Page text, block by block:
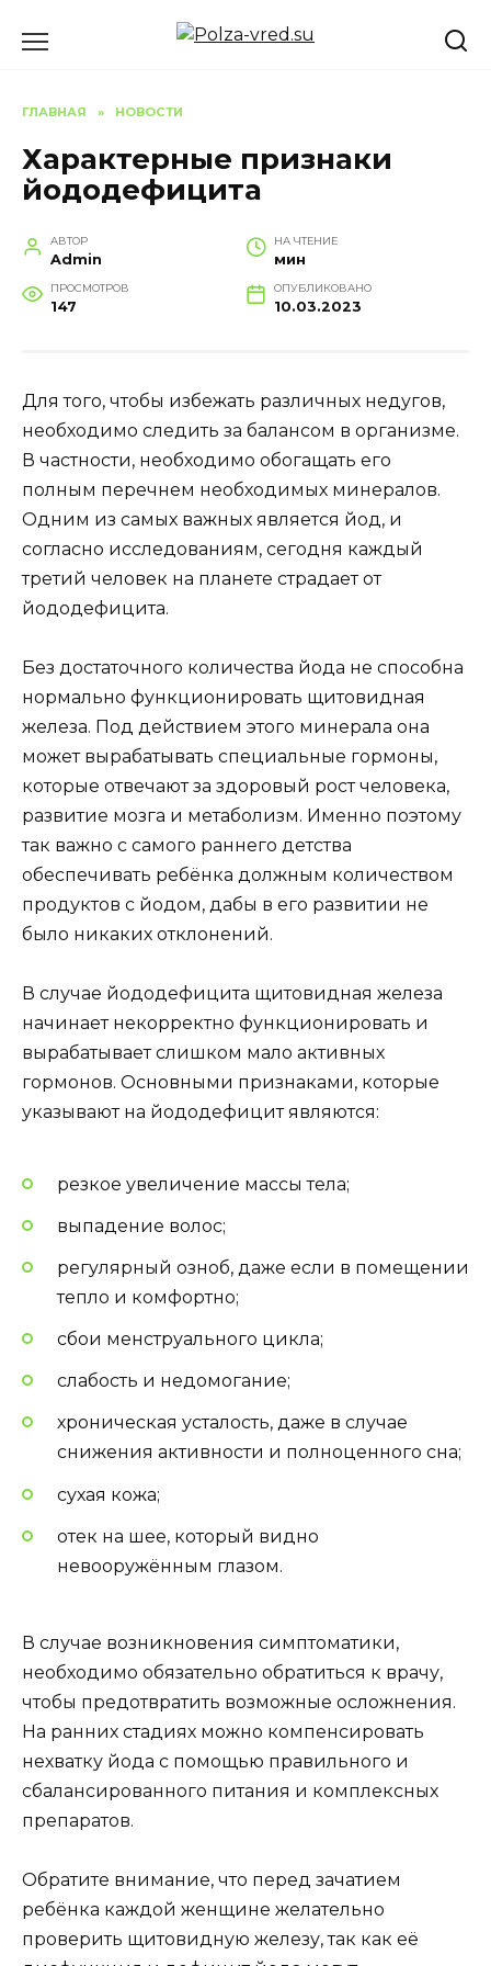
ГЛАВНАЯ » НОВОСТИ
Характерные признаки
йододефицита
АВТОР
Admin
НА ЧТЕНИЕ
мин
ПРОСМОТРОВ
147
ОПУБЛИКОВАНО
10.03.2023
Для того, чтобы избежать различных недугов,
необходимо следить за балансом в организме.
В частности, необходимо обогащать его
полным перечнем необходимых минералов.
Одним из самых важных является йод, и
согласно исследованиям, сегодня каждый
третий человек на планете страдает от
йододефицита.
Без достаточного количества йода не способна
нормально функционировать щитовидная
железа. Под действием этого минерала она
может вырабатывать специальные гормоны,
которые отвечают за здоровый рост человека,
развитие мозга и метаболизм. Именно поэтому
так важно с самого раннего детства
обеспечивать ребёнка должным количеством
продуктов с йодом, дабы в его развитии не
было никаких отклонений.
В случае йододефицита щитовидная железа
начинает некорректно функционировать и
вырабатывает слишком мало активных
гормонов. Основными признаками, которые
указывают на йододефицит являются:
резкое увеличение массы тела;
выпадение волос;
регулярный озноб, даже если в помещении
тепло и комфортно;
сбои менструального цикла;
слабость и недомогание;
хроническая усталость, даже в случае
снижения активности и полноценного сна;
сухая кожа;
отек на шее, который видно
невооружённым глазом.
В случае возникновения симптоматики,
необходимо обязательно обратиться к врачу,
чтобы предотвратить возможные осложнения.
На ранних стадиях можно компенсировать
нехватку йода с помощью правильного и
сбалансированного питания и комплексных
препаратов.
Обратите внимание, что перед зачатием
ребёнка каждой женщине желательно
проверить щитовидную железу, так как её